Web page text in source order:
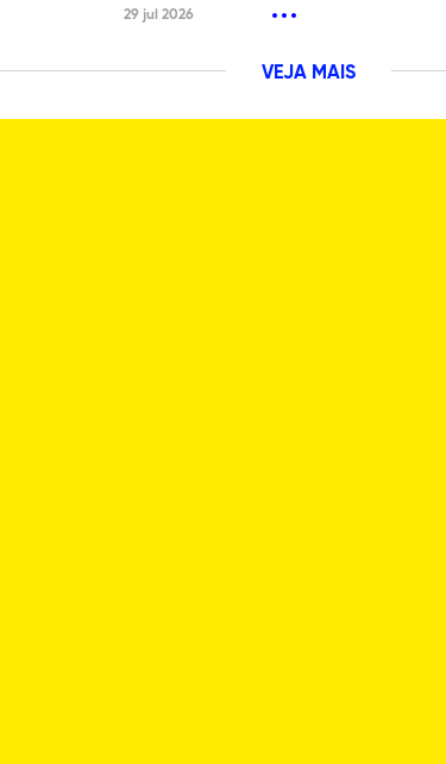
29 jul 2026
VEJA MAIS